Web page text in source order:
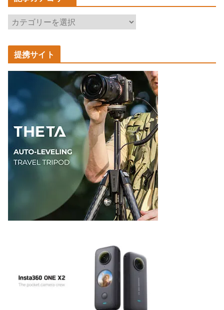
記
事
カ
テ
ゴ
ー
提携サイト